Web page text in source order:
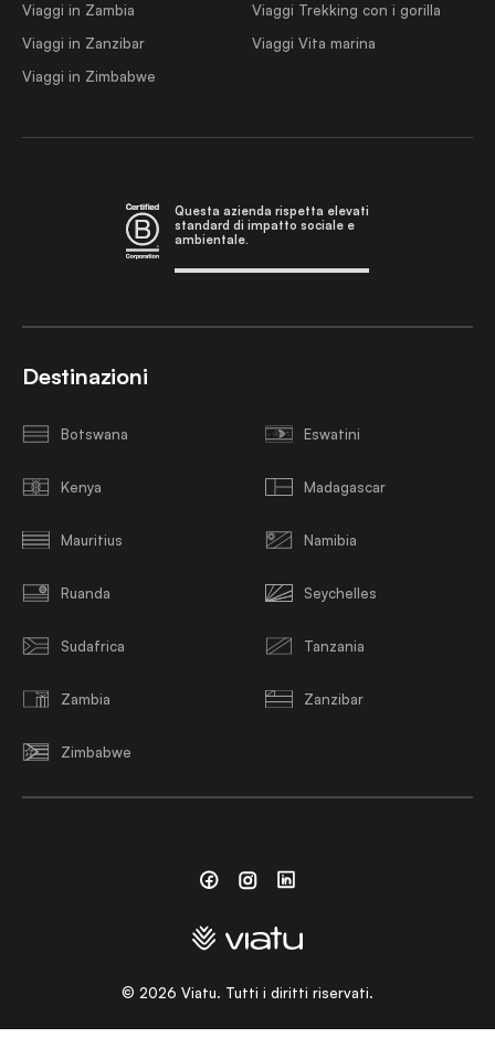
Viaggi in Zambia
Viaggi in Zanzibar
Viaggi in Zimbabwe
Viaggi Trekking con i gorilla
Viaggi Vita marina
Questa azienda rispetta elevati
standard di impatto sociale e
ambientale.
Destinazioni
Botswana Eswatini
Kenya Madagascar
Mauritius Namibia
Ruanda Seychelles
Sudafrica Tanzania
Zambia Zanzibar
Zimbabwe
© 2026 Viatu. Tutti i diritti riservati.
FacebookInstagramLinkedin